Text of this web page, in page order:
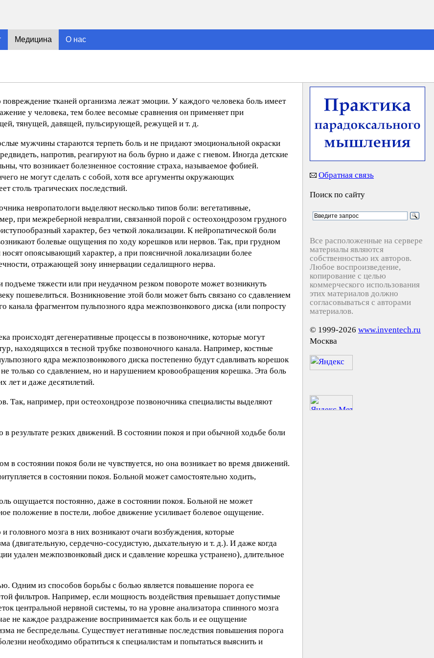
Медицина О нас
тканей организма лежат эмоции. У каждого человека боль имеет
у человека, тем более весомые сравнения он применяет при
тянущей, давящей, пульсирующей, режущей и т. д.
мужчины стараются терпеть боль и не придают эмоциональной окраски
напротив, реагируют на боль бурно и даже с гневом. Иногда детские
что возникает болезненное состояние страха, называемое фобией.
не могут сделать с собой, хотя все аргументы окружающих
столь трагических последствий.
невропатологи выделяют несколько типов боли: вегетативные,
при межреберной невралгии, связанной порой с остеохондрозом грудного
характер, без четкой локализации. К нейропатической боли
болевые ощущения по ходу корешков или нервов. Так, при грудном
опоясывающий характер, а при поясничной локализации более
отражающей зону иннервации седалищного нерва.
тяжести или при неудачном резком повороте может возникнуть
пошевелиться. Возникновение этой боли может быть связано со сдавлением
канала фрагментом пульпозного ядра межпозвонкового диска (или попросту
происходят дегенеративные процессы в позвоночнике, которые могут
находящихся в тесной трубке позвоночного канала. Например, костные
ядра межпозвонкового диска постепенно будут сдавливать корешок
только со сдавлением, но и нарушением кровообращения корешка. Эта боль
лет и даже десятилетий.
Так, например, при остеохондрозе позвоночника специалисты выделяют
результате резких движений. В состоянии покоя и при обычной ходьбе боли
состоянии покоя боли не чувствуется, но она возникает во время движений.
в состоянии покоя. Больной может самостоятельно ходить,
ощущается постоянно, даже в состоянии покоя. Больной не может
положение в постели, любое движение усиливает болевое ощущение.
головного мозга в них возникают очаги возбуждения, которые
(двигательную, сердечно-сосудистую, дыхательную и т. д.). И даже когда
удален межпозвонковый диск и сдавление корешка устранено), длительное
Одним из способов борьбы с болью является повышение порога ее
фильтров. Например, если мощность воздействия превышает допустимые
центральной нервной системы, то на уровне анализатора спинного мозга
не каждое раздражение воспринимается как боль и ее ощущение
не беспредельны. Существует негативные последствия повышения порога
необходимо обратиться к специалистам и попытаться выяснить и
Обратная связь
Поиск по сайту
Все расположенные на сервере
материалы являются
собственностью их авторов.
Любое воспроизведение,
копирование с целью
коммерческого использования
этих материалов должно
согласовываться с авторами
материалов.
© 1999-2026 www.inventech.ru
Москва